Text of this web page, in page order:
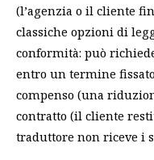
(l’agenzia o il cliente
classiche opzioni di
conformità: può
entro un termine
compenso (una
contratto (il cliente
traduttore non riceve i